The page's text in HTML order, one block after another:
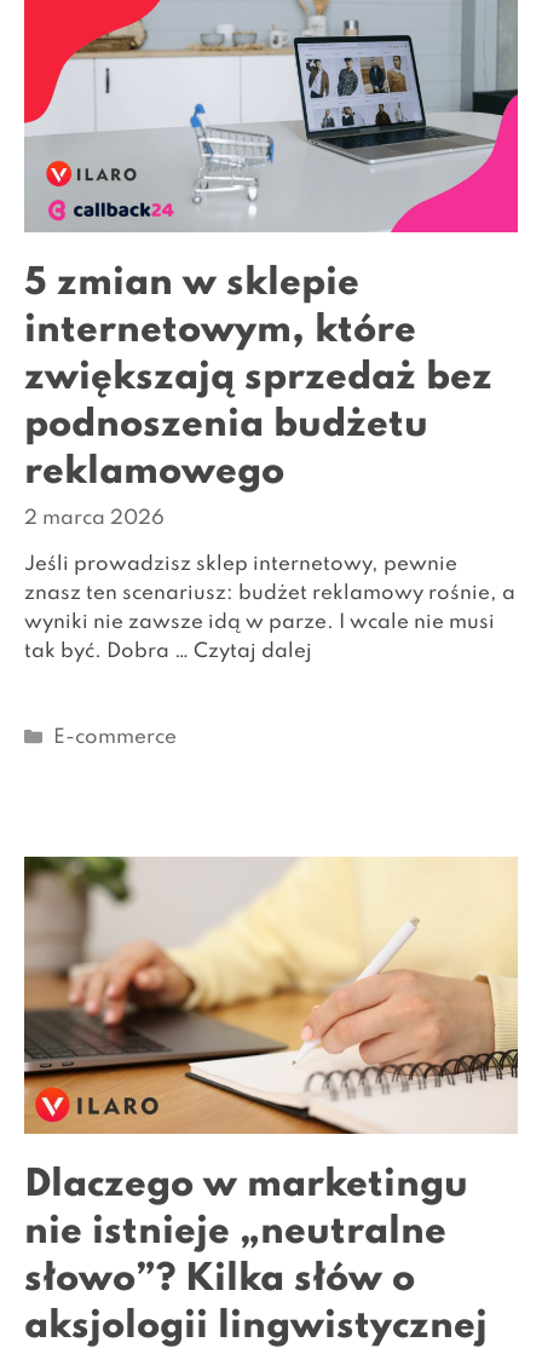
5 zmian w sklepie
internetowym, które
zwiększają sprzedaż bez
podnoszenia budżetu
reklamowego
2 marca 2026
Jeśli prowadzisz sklep internetowy, pewnie
znasz ten scenariusz: budżet reklamowy rośnie, a
wyniki nie zawsze idą w parze. I wcale nie musi
tak być. Dobra … Czytaj dalej
Kategorie
E-commerce
Dlaczego w marketingu
nie istnieje „neutralne
słowo”? Kilka słów o
aksjologii lingwistycznej